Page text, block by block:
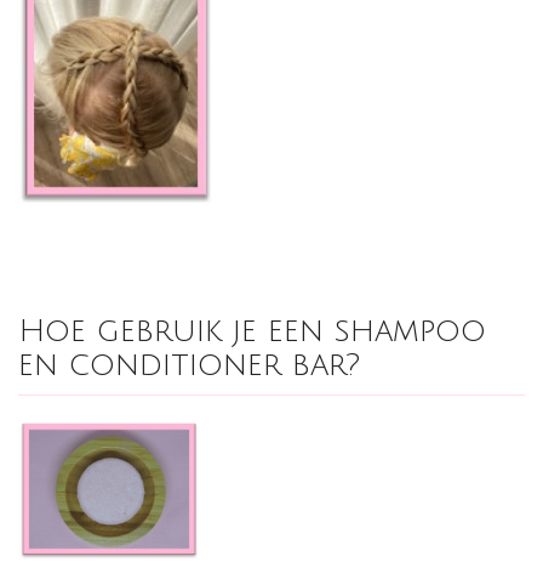
Hoe gebruik je een shampoo
en conditioner bar?